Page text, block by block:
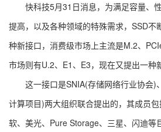
快科技5月31日消息，为满足容量、
提高，以及各种领域的特殊需求，SSD不
种新接口，消费级市场上主流是M.2、
市场则有U.2、E1、E3，现在又提出一种
这一接口是SNIA(存储网络行业协会)
计算项目)两大组织联合提出的，其成员
软、美光、Pure Storage、三星、闪迪等